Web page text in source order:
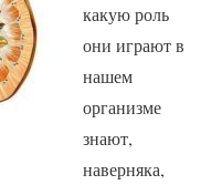
какую роль
они играют в
нашем
организме
знают,
наверняка,